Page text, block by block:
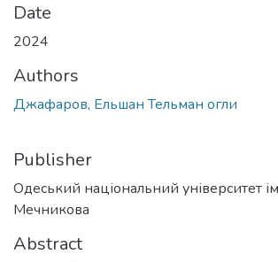
Date
2024
Authors
Джафаров, Ельшан Тельман огли
Publisher
Одеський національний університет
Мечникова
Abstract